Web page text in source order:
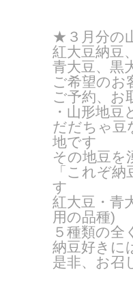
★３月分の
紅大豆納豆
青大豆、黒
ご希望のお
ご予約、お
・山形地
だだちゃ豆
地です
その地豆を
「これぞ
す
紅大豆・青
用の品種)
５種類の全
納豆好きに
是非、お召